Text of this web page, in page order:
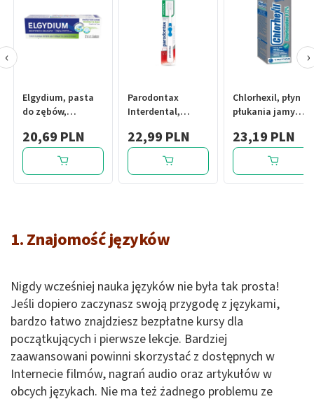
Elgydium, pasta
do zębów,
20,69 PLN
Parodontax
Interdental,
zębów, extra soft,
1 szt.
22,99 PLN
Chlorhexil, płyn do
płukania jamy
23,19 PLN
‹ ›
1. Znajomość języków
Nigdy wcześniej nauka języków nie była tak prosta!
Jeśli dopiero zaczynasz swoją przygodę z językami,
bardzo łatwo znajdziesz bezpłatne kursy dla
początkujących i pierwsze lekcje. Bardziej
zaawansowani powinni skorzystać z dostępnych w
Internecie filmów, nagrań audio oraz artykułów w
obcych językach. Nie ma też żadnego problemu ze